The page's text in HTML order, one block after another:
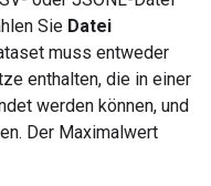
Sie Datei
muss entweder
enthalten, die in einer
werden können, und
Der Maximalwert